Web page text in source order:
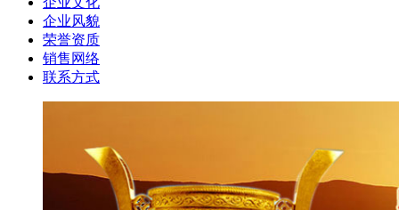
企业风貌
荣誉资质
销售网络
联系方式